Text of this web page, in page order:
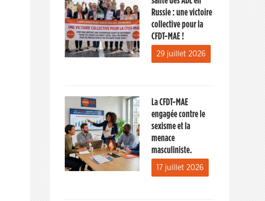
Russie : une victoire
collective pour la
CFDT-MAE !
29 juillet 2026
La CFDT-MAE
engagée contre le
sexisme et la
menace
masculiniste.
17 juillet 2026